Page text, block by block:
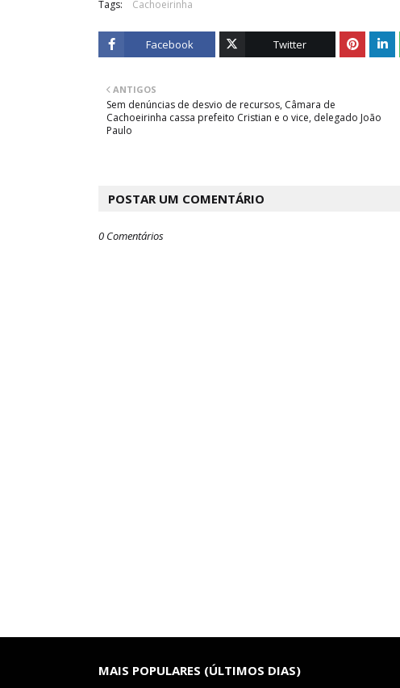
Tags: Cachoeirinha
Facebook Twitter
ANTIGOS
Sem denúncias de desvio de recursos, Câmara de
Cachoeirinha cassa prefeito Cristian e o vice, delegado João
Paulo
POSTAR UM COMENTÁRIO
0 Comentários
MAIS POPULARES (ÚLTIMOS DIAS)